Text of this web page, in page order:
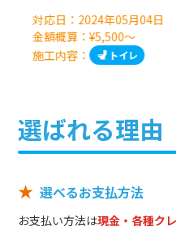
対応日： 2024年05月04日
金額概算：¥5,500～
施工内容：
トイレ
選ばれる理由
★ 選べるお支払方法
お支払い方法は現金・各種ク